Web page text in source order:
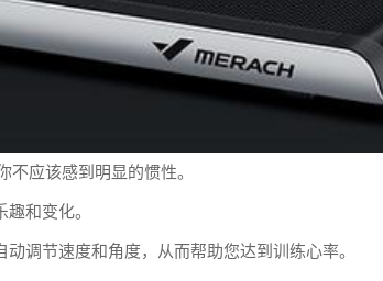
应该感到明显的惯性。
和变化。
调节速度和角度，从而帮助您达到训练心率。